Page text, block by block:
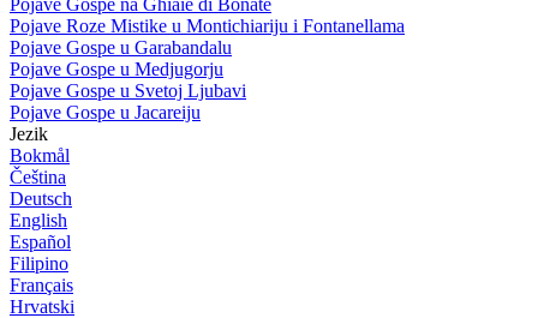
Pojave Roze Mistike u Montichiariju i Fontanellama
Pojave Gospe u Garabandalu
Pojave Gospe u Medjugorju
Pojave Gospe u Svetoj Ljubavi
Pojave Gospe u Jacareiju
Jezik
Bokmål
Čeština
Deutsch
English
Español
Filipino
Français
Hrvatski